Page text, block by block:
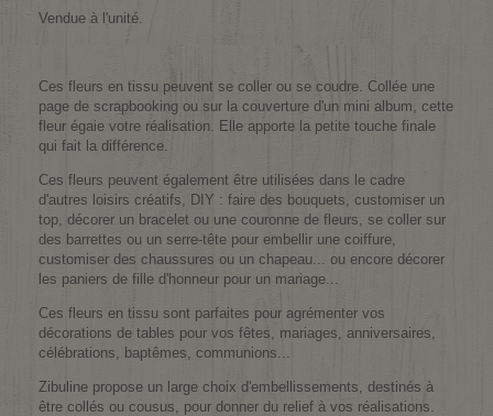
Vendue à l'unité.
Ces fleurs en tissu peuvent se coller ou se coudre. Collée une
page de scrapbooking ou sur la couverture d'un mini album, cette
fleur égaie votre réalisation. Elle apporte la petite touche finale
qui fait la différence.
Ces fleurs peuvent également être utilisées dans le cadre
d'autres loisirs créatifs, DIY : faire des bouquets, customiser un
top, décorer un bracelet ou une couronne de fleurs, se coller sur
des barrettes ou un serre-tête pour embellir une coiffure,
customiser des chaussures ou un chapeau... ou encore décorer
les paniers de fille d'honneur pour un mariage...
Ces fleurs en tissu sont parfaites pour agrémenter vos
décorations de tables pour vos fêtes, mariages, anniversaires,
célébrations, baptêmes, communions...
Zibuline propose un large choix d'embellissements, destinés à
être collés ou cousus, pour donner du relief à vos réalisations.